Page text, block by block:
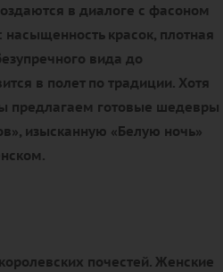
в диалоге с фасоном
красок, плотная
вида до
в полет по традиции. Хотя
предлагаем готовые шедевры
изысканную «Белую ночь»
почестей. Женские